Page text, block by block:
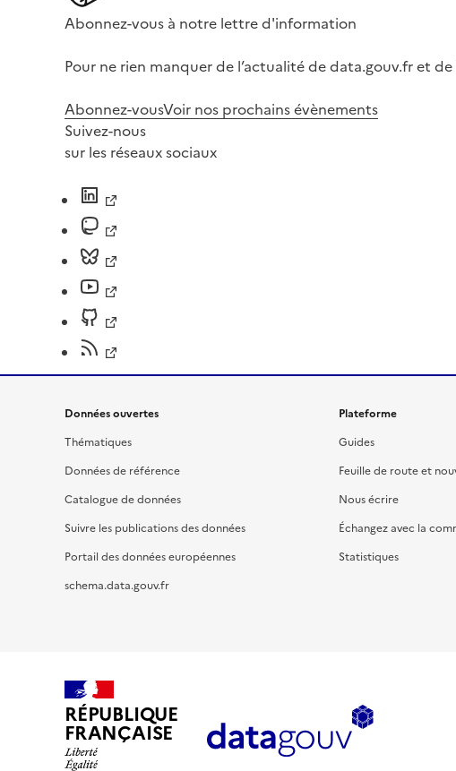
Abonnez-vous à notre lettre d'information
Pour ne rien manquer de l’actualité de data.gouv.fr et
Abonnez-vousVoir nos prochains évènements
Suivez-nous
sur les réseaux sociaux
Données ouvertes
Thématiques
Données de référence
Catalogue de données
Suivre les publications des données
Portail des données européennes
schema.data.gouv.fr
Plateforme
Guides
Feuille de route et
Nous écrire
Échangez avec la
Statistiques
RÉPUBLIQUE
FRANÇAISE